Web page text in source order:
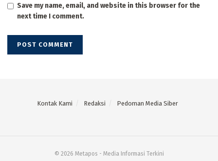
Save my name, email, and website in this browser for the
next time I comment.
Kontak Kami Redaksi Pedoman Media Siber
© 2026 Metapos - Media Informasi Terkini